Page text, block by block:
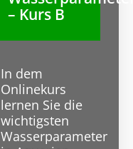
– Kurs B
In dem
Onlinekurs
lernen Sie die
wichtigsten
Wasserparameter